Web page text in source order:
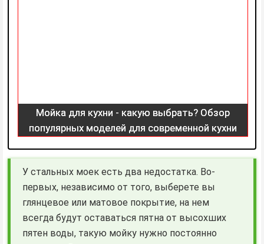
Мойка для кухни - какую выбрать? Обзор
популярных моделей для современной кухни
У стальных моек есть два недостатка. Во-
первых, независимо от того, выберете вы
глянцевое или матовое покрытие, на нем
всегда будут оставаться пятна от высохших
пятен воды, такую мойку нужно постоянно